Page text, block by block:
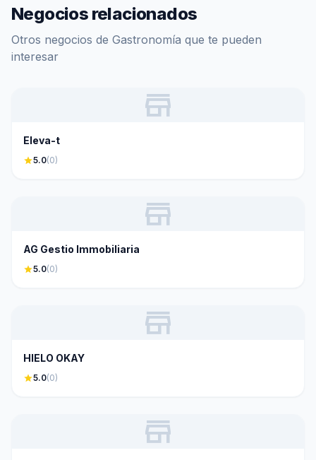
Negocios relacionados
Otros negocios de Gastronomía que te pueden
interesar
store
Eleva-t
star5.0(0)
store
AG Gestio Immobiliaria
star5.0(0)
store
HIELO OKAY
star5.0(0)
store